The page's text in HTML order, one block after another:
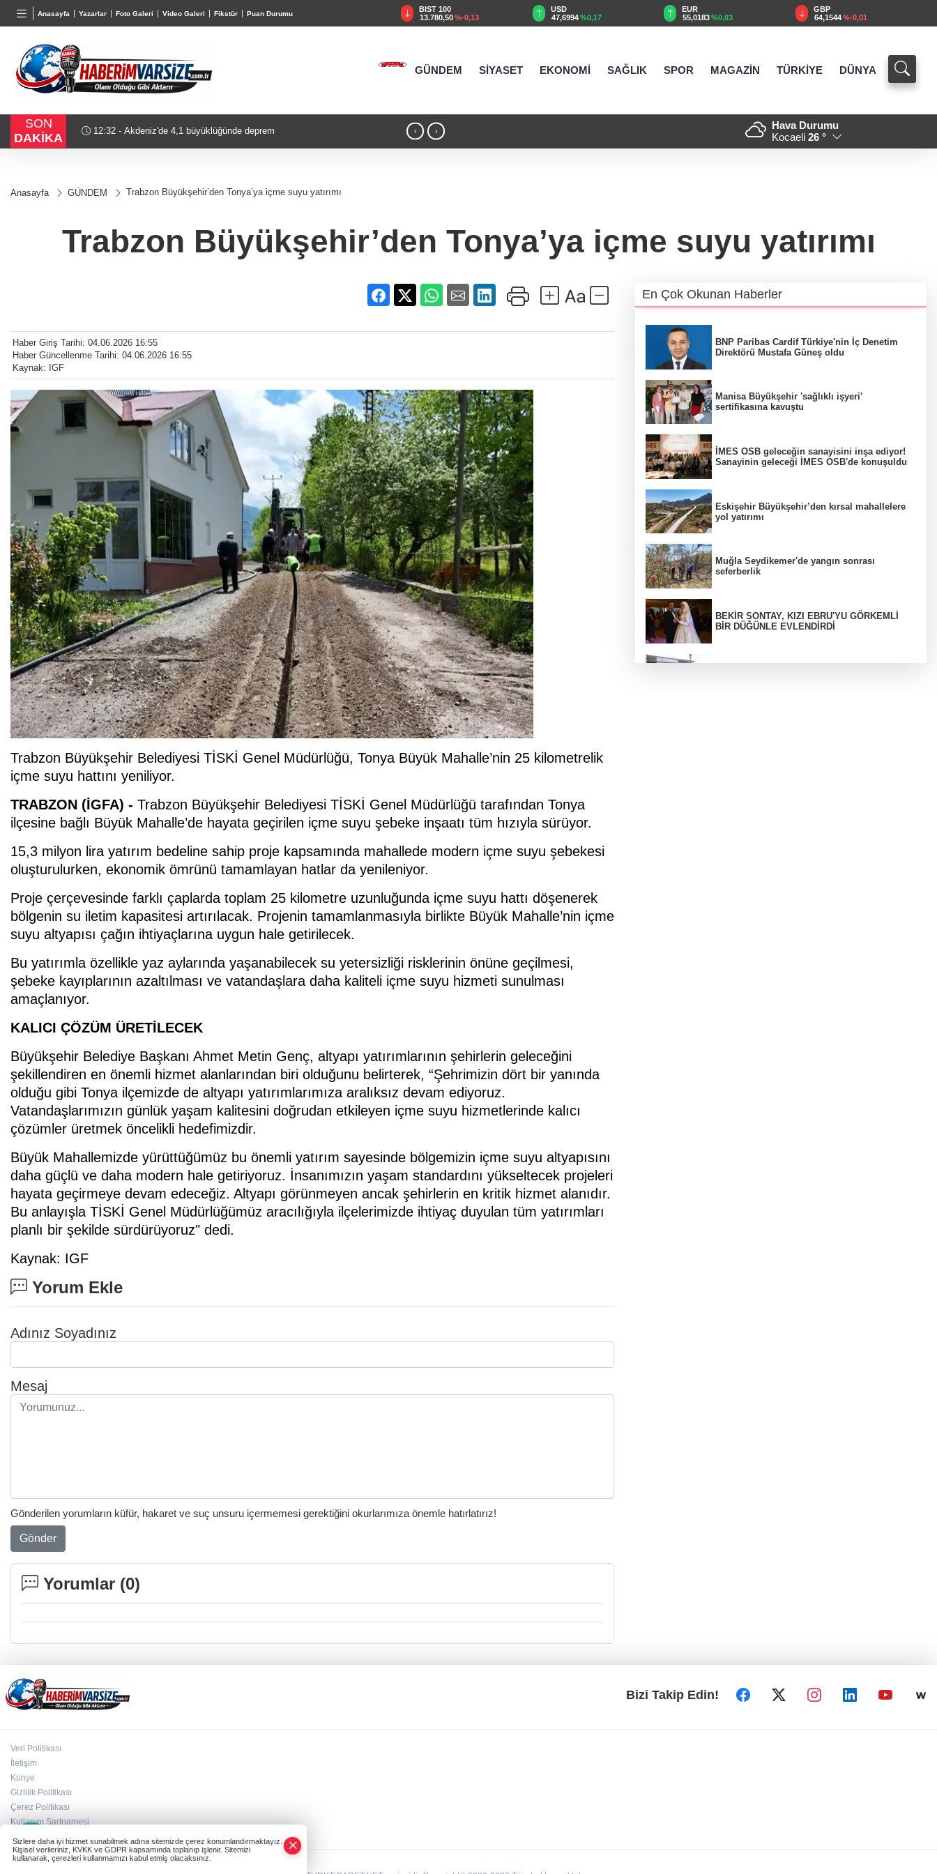
Anasayfa Yazarlar Foto Galeri Video Galeri Fikstür Puan Durumu
BGN
27,9743 %-0,22
VND
0,0018%0,32
6.608,69
BIST 100
13.780,50 %-0,13
USD
47,6994%0,17
EUR
55,0183 %0,03
GBP
64,1544%-0,01
GÜNDEM SİYASET EKONOMİ SAĞLIK SPOR MAGAZİN TÜRKİYE DÜNYA
SON
DAKİKA
12:32 - Akdeniz'de 4,1 büyüklüğünde deprem 12:16 - Bursa'da Aslı
‹ ›
Hava Durumu
Kocaeli 26 °
Anasayfa GÜNDEM Trabzon Büyükşehir’den Tonya’ya içme suyu yatırımı
Trabzon Büyükşehir’den Tonya’ya içme suyu yatırımı
Haber Giriş Tarihi: 04.06.2026 16:55
Haber Güncellenme Tarihi: 04.06.2026 16:55
Kaynak: IGF
Trabzon Büyükşehir Belediyesi TİSKİ Genel Müdürlüğü, Tonya Büyük Mahalle’nin 25 kilometrelik
içme suyu hattını yeniliyor.
TRABZON (İGFA) - Trabzon Büyükşehir Belediyesi TİSKİ Genel Müdürlüğü tarafından Tonya
ilçesine bağlı Büyük Mahalle’de hayata geçirilen içme suyu şebeke inşaatı tüm hızıyla sürüyor.
15,3 milyon lira yatırım bedeline sahip proje kapsamında mahallede modern içme suyu şebekesi
oluşturulurken, ekonomik ömrünü tamamlayan hatlar da yenileniyor.
Proje çerçevesinde farklı çaplarda toplam 25 kilometre uzunluğunda içme suyu hattı döşenerek
bölgenin su iletim kapasitesi artırılacak. Projenin tamamlanmasıyla birlikte Büyük Mahalle’nin içme
suyu altyapısı çağın ihtiyaçlarına uygun hale getirilecek.
Bu yatırımla özellikle yaz aylarında yaşanabilecek su yetersizliği risklerinin önüne geçilmesi,
şebeke kayıplarının azaltılması ve vatandaşlara daha kaliteli içme suyu hizmeti sunulması
amaçlanıyor.
KALICI ÇÖZÜM ÜRETİLECEK
Büyükşehir Belediye Başkanı Ahmet Metin Genç, altyapı yatırımlarının şehirlerin geleceğini
şekillendiren en önemli hizmet alanlarından biri olduğunu belirterek, “Şehrimizin dört bir yanında
olduğu gibi Tonya ilçemizde de altyapı yatırımlarımıza aralıksız devam ediyoruz.
Vatandaşlarımızın günlük yaşam kalitesini doğrudan etkileyen içme suyu hizmetlerinde kalıcı
çözümler üretmek öncelikli hedefimizdir.
Büyük Mahallemizde yürüttüğümüz bu önemli yatırım sayesinde bölgemizin içme suyu altyapısını
daha güçlü ve daha modern hale getiriyoruz. İnsanımızın yaşam standardını yükseltecek projeleri
hayata geçirmeye devam edeceğiz. Altyapı görünmeyen ancak şehirlerin en kritik hizmet alanıdır.
Bu anlayışla TİSKİ Genel Müdürlüğümüz aracılığıyla ilçelerimizde ihtiyaç duyulan tüm yatırımları
planlı bir şekilde sürdürüyoruz" dedi.
Kaynak: IGF
Yorum Ekle
Adınız Soyadınız
Mesaj
Gönderilen yorumların küfür, hakaret ve suç unsuru içermemesi gerektiğini okurlarımıza önemle hatırlatırız!
Gönder
Yorumlar (0)
En Çok Okunan Haberler
BNP Paribas Cardif Türkiye'nin İç Denetim
Direktörü Mustafa Güneş oldu
Manisa Büyükşehir 'sağlıklı işyeri'
sertifikasına kavuştu
İMES OSB geleceğin sanayisini inşa ediyor!
Sanayinin geleceği İMES OSB'de konuşuldu
Eskişehir Büyükşehir’den kırsal mahallelere
yol yatırımı
Muğla Seydikemer'de yangın sonrası
seferberlik
BEKİR SONTAY, KIZI EBRU'YU GÖRKEMLİ
BİR DÜĞÜNLE EVLENDİRDİ
Bizi Takip Edin!
Veri Politikası
İletişim
Künye
Gizlilik Politikası
Çerez Politikası
Kullanım Şartnamesi
Sizlere daha iyi hizmet sunabilmek adına sitemizde çerez konumlandırmaktayız.
Kişisel verileriniz, KVKK ve GDPR kapsamında toplanıp işlenir. Sitemizi
kullanarak, çerezleri kullanmamızı kabul etmiş olacaksınız.
Whatsapp×